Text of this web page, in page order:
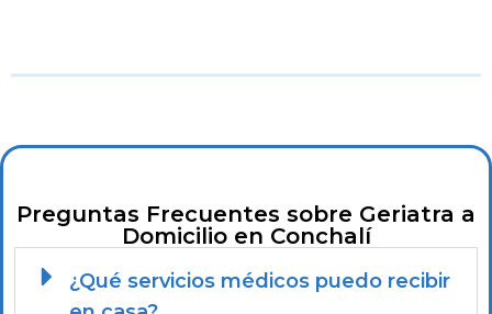
Preguntas Frecuentes sobre Geriatra a
Domicilio en Conchalí
¿Qué servicios médicos puedo recibir